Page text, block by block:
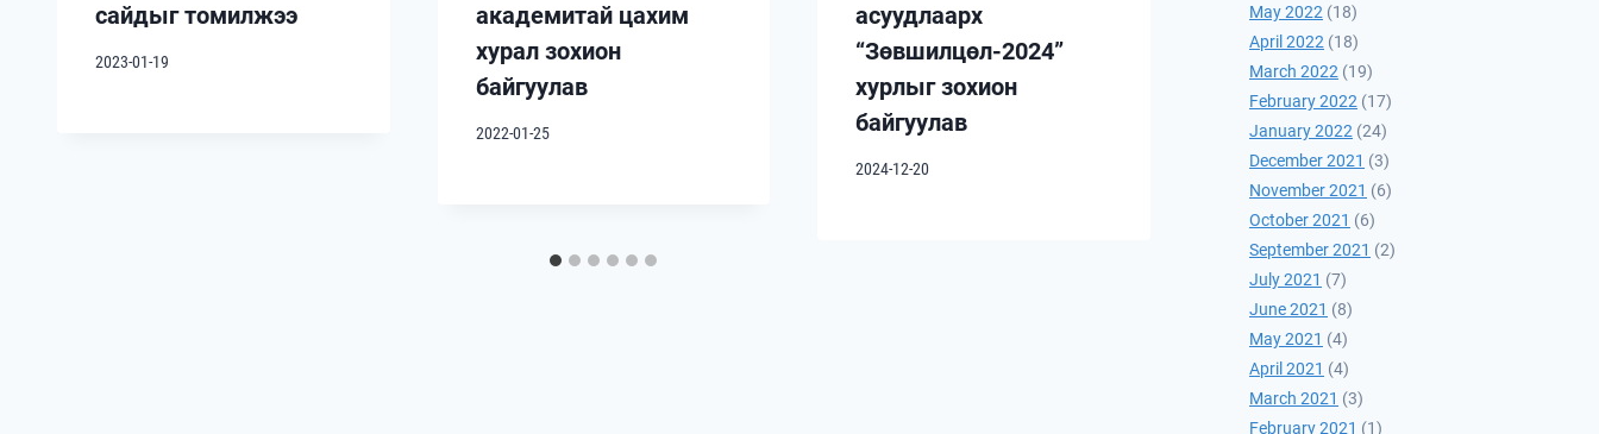
сайдыг томилжээ
2023-01-19
академитай цахим
хурал зохион
байгуулав
2022-01-25
асуудлаарх
“Зөвшилцөл-2024”
хурлыг зохион
байгуулав
2024-12-20
2022-03-21
May 2022 (18)
April 2022 (18)
March 2022 (19)
February 2022 (17)
January 2022 (24)
December 2021 (3)
November 2021 (6)
October 2021 (6)
September 2021 (2)
July 2021 (7)
June 2021 (8)
May 2021 (4)
April 2021 (4)
March 2021 (3)
February 2021 (1)